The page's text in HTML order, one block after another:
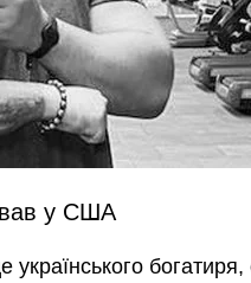
у США
богатиря,